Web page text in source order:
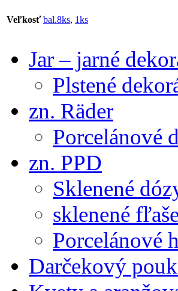
Veľkosť bal.8ks, 1ks
Jar – jarné
Plstené
zn. Räder
Porcelánové
zn. PPD
Sklenené
sklenené
Porcelánové
Darčekový